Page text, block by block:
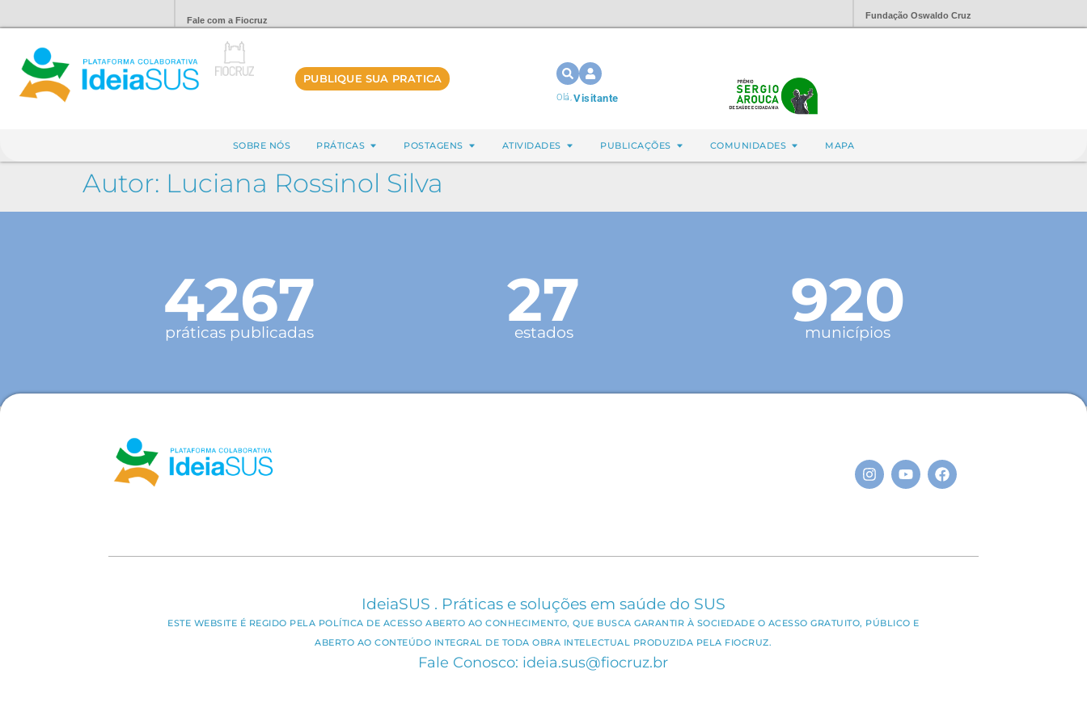
Fale com a Fiocruz Fundação Oswaldo Cruz
PUBLIQUE SUA PRATICA
Olá,Visitante
SOBRE NÓS PRÁTICAS POSTAGENS ATIVIDADES PUBLICAÇÕES COMUNIDADES MAPA
Autor: Luciana Rossinol Silva
4267
práticas publicadas 27
estados 920
municípios
IdeiaSUS . Práticas e soluções em saúde do SUS
ESTE WEBSITE É REGIDO PELA POLÍTICA DE ACESSO ABERTO AO CONHECIMENTO, QUE BUSCA GARANTIR À SOCIEDADE O ACESSO GRATUITO, PÚBLICO E
ABERTO AO CONTEÚDO INTEGRAL DE TODA OBRA INTELECTUAL PRODUZIDA PELA FIOCRUZ.
Fale Conosco: ideia.sus@fiocruz.br